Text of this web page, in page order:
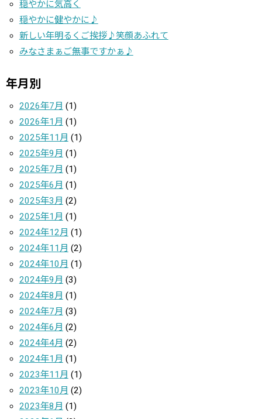
穏やかに気高く
穏やかに健やかに♪
新しい年明るくご挨拶♪笑顔あふれて
みなさまぁご無事ですかぁ♪
年月別
2026年7月 (1)
2026年1月 (1)
2025年11月 (1)
2025年9月 (1)
2025年7月 (1)
2025年6月 (1)
2025年3月 (2)
2025年1月 (1)
2024年12月 (1)
2024年11月 (2)
2024年10月 (1)
2024年9月 (3)
2024年8月 (1)
2024年7月 (3)
2024年6月 (2)
2024年4月 (2)
2024年1月 (1)
2023年11月 (1)
2023年10月 (2)
2023年8月 (1)